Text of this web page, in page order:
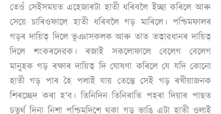
তেওঁ সেইসময়ত এহেজাৰটা হাতী ধৰিবলৈ ইচ্ছা কৰিলে আৰু
সেয়ে চাৰিওফালে হাতী ধৰিবলৈ গড় মাৰিলে। পশ্চিমফালৰ
গড়ৰ দায়িত্ব দিলে ভূঞাসকলক আৰু তাত তত্বাৱধানৰ দায়িত্ব
দিলে শংকৰদেৱক। ৰজাই সকলোফালে বেলেগ বেলেগ
মানুহক গড় ৰক্ষাৰ দায়িত্ব দি ঘোষণা কৰিলে যে যদি কোনো
হাতী গড় পাৰ হৈ পলাই যায় তেন্তে সেই গড় ৰখীয়াজনক
শিৰচ্ছেদ কৰা হ’ব। তিনিদিন তিনিৰাতি পহৰা দিয়াৰ পাছত
চতুৰ্থ দিনা নিশা পশ্চিমদিশে থকা গড় ভাঙি এটা হাতী ওলাই